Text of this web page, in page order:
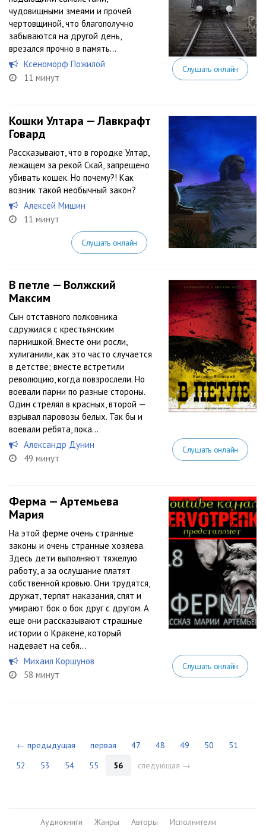
чудовищными змеями и прочей
чертовщиной, что благополучно
забываются на другой день,
врезался прочно в память…
Ксеноморф Пожилой
11 минут
Слушать онлайн
Кошки Ултара — Лавкрафт
Говард
Рассказывают, что в городке Ултар,
лежащем за рекой Скай, запрещено
убивать кошек. Но почему?! Как
возник такой необычный закон?
Алексей Мишин
11 минут
Слушать онлайн
В петле — Волжский
Максим
Сын отставного полковника
сдружился с крестьянским
парнишкой. Вместе они росли,
хулиганили, как это часто случается
в детстве; вместе встретили
революцию, когда повзрослели. Но
воевали парни по разные стороны.
Один стрелял в красных, второй —
взрывал паровозы белых. Так бы и
воевали ребята, пока...
Александр Дунин
49 минут
Слушать онлайн
Ферма — Артемьева
Мария
На этой ферме очень странные
законы и очень странные хозяева.
Здесь дети выполняют тяжелую
работу, а за ослушание платят
собственной кровью. Они трудятся,
дружат, терпят наказания, спят и
умирают бок о бок друг с другом. А
еще они рассказывают страшные
истории о Кракене, который
надевает на себя...
Михаил Коршунов
58 минут
Слушать онлайн
← предыдущая первая 47 48 49 50
51
52
53 54 55 56 следующая →
Аудиокниги Жанры Авторы
Исполнители